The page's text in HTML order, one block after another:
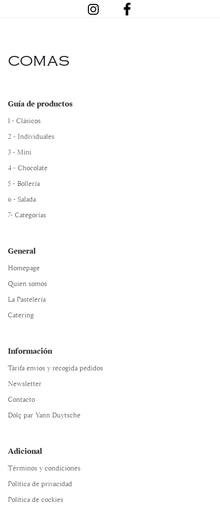
COMAS
Guía de productos
1 - Clásicos
2 - Individuales
3 - Mini
4 - Chocolate
5 - Bollería
6 - Salada
7- Categorías
General
Homepage
Quien somos
La Pastelería
Catering
Información
Tarifa envios y recogida pedidos
Newsletter
Contacto
Dolç par Yann Duytsche
Adicional
Términos y condiciones
Política de privacidad
Política de cockies